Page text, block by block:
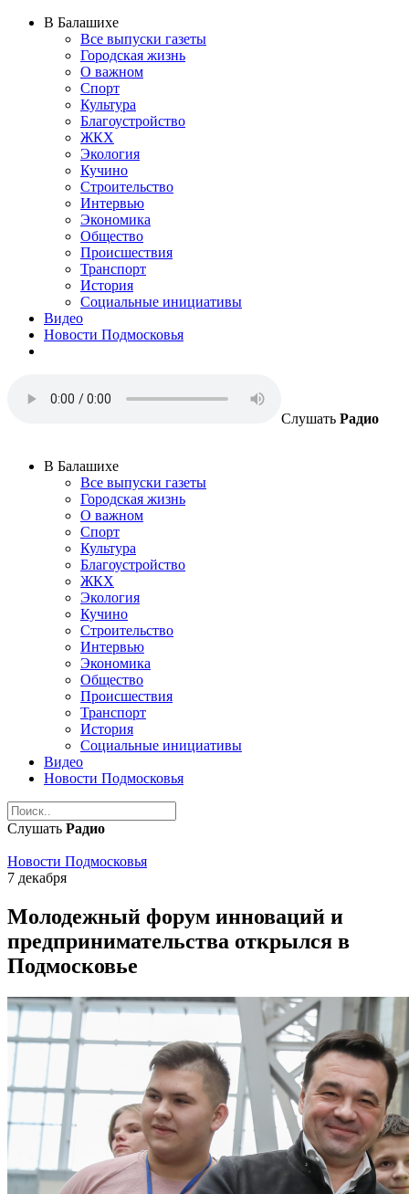
В Балашихе
Все выпуски газеты
Городская жизнь
О важном
Спорт
Культура
Благоустройство
ЖКХ
Экология
Кучино
Строительство
Интервью
Экономика
Общество
Происшествия
Транспорт
История
Социальные инициативы
Видео
Новости Подмосковья
Слушать Радио
В Балашихе
Все выпуски газеты
Городская жизнь
О важном
Спорт
Культура
Благоустройство
ЖКХ
Экология
Кучино
Строительство
Интервью
Экономика
Общество
Происшествия
Транспорт
История
Социальные инициативы
Видео
Новости Подмосковья
Слушать Радио
Новости Подмосковья
7 декабря
Молодежный форум инноваций и
предпринимательства открылся в
Подмосковье